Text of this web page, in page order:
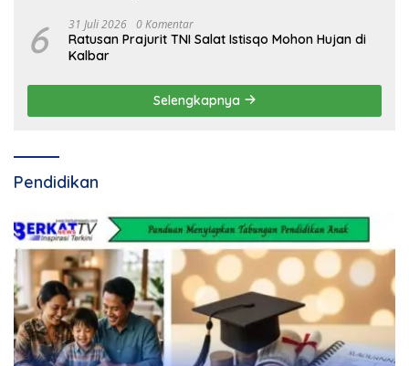
6 31 Juli 2026 0 Komentar
Ratusan Prajurit TNI Salat Istisqo Mohon Hujan di
Kalbar
Selengkapnya
Pendidikan